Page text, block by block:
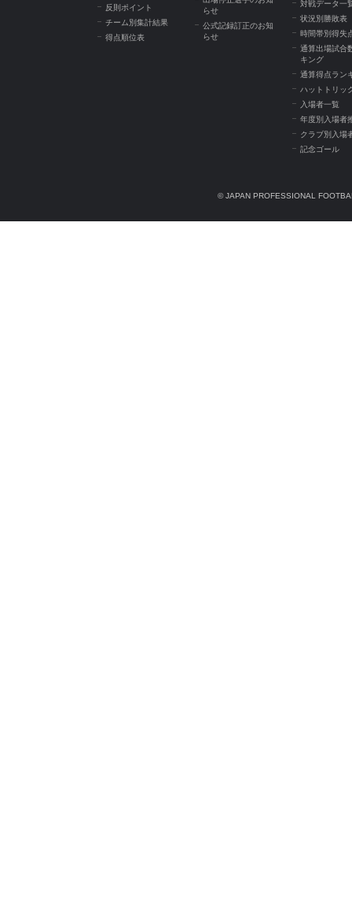
反則ポイント
チーム別集計結果
得点順位表
らせ
公式記録訂正のお知
らせ
対戦データ一
状況別勝敗表
時間帯別得失
通算出場試合
キング
通算得点ラン
ハットトリッ
入場者一覧
年度別入場者
クラブ別入場
記念ゴール
© JAPAN PROFESSIONAL